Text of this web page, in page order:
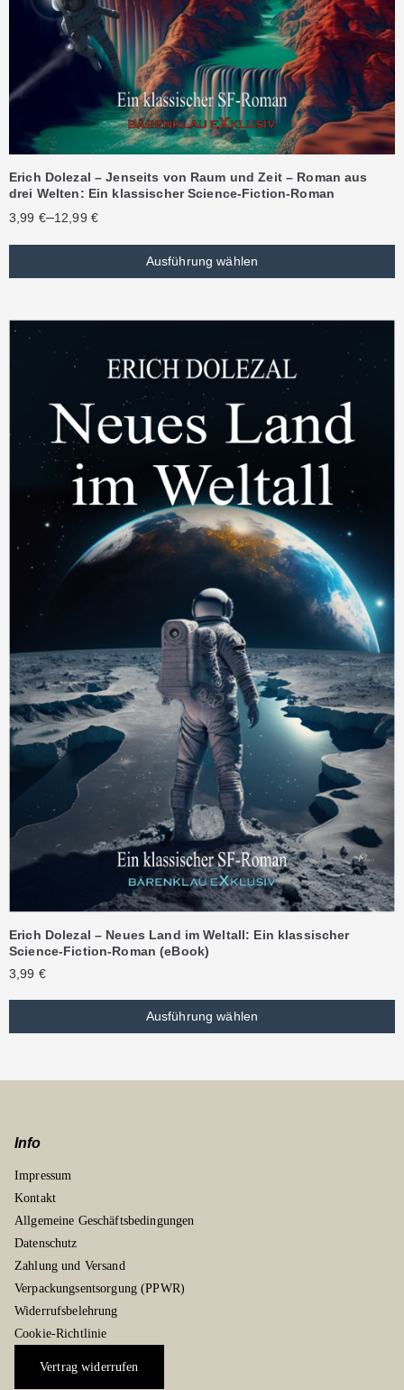
Erich Dolezal – Jenseits von Raum und Zeit – Roman aus
drei Welten: Ein klassischer Science-Fiction-Roman
3,99 €–12,99 €
Ausführung wählen
Erich Dolezal – Neues Land im Weltall: Ein klassischer
Science-Fiction-Roman (eBook)
3,99 €
Ausführung wählen
Info
Impressum
Kontakt
Allgemeine Geschäftsbedingungen
Datenschutz
Zahlung und Versand
Verpackungsentsorgung (PPWR)
Widerrufsbelehrung
Cookie-Richtlinie
Vertrag widerrufen